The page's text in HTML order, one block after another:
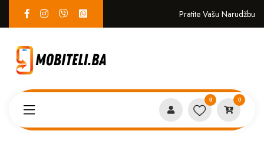
Pratite Vašu Narudžbu
0 0
AG glass iPhone 14 pro bijela*